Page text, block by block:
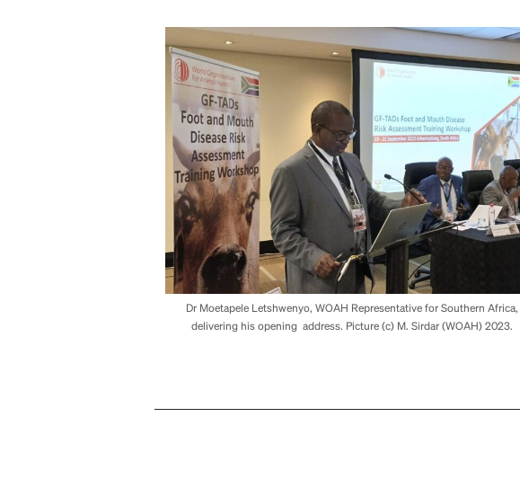
Dr Moetapele Letshwenyo, WOAH Representative for Southern Africa,
delivering his opening address. Picture (c) M. Sirdar (WOAH) 2023.